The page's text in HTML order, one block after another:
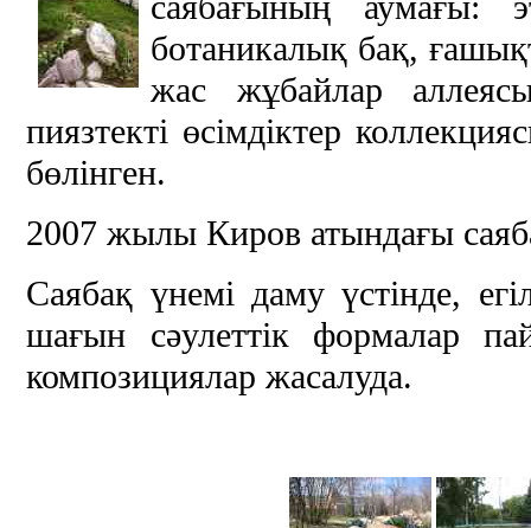
ботаникалық бақ,
жас жұбайлар
пиязтекті өсімдіктер
бөлінген.
2007 жылы Киров атындағы
Саябақ үнемі даму үстінде,
шағын сәулеттік формалар
композициялар жасалуда.